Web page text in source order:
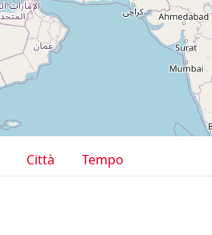
Città
Tempo